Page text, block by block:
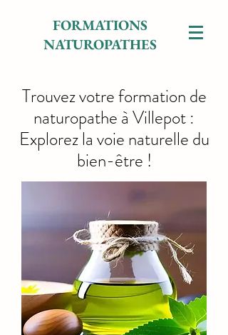
FORMATIONS
NATUROPATHES
Trouvez votre formation de
naturopathe à Villepot :
Explorez la voie naturelle du
bien-être !